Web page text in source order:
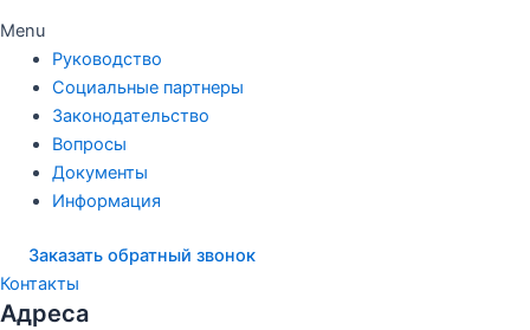
Menu
Руководство
Социальные партнеры
Законодательство
Вопросы
Документы
Информация
Заказать обратный звонок
Контакты
Адреса